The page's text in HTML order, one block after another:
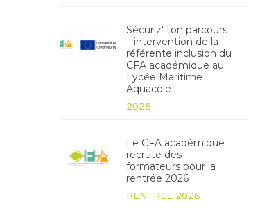
Sécuriz' ton parcours
– intervention de la
référente inclusion du
CFA académique au
Lycée Maritime
Aquacole
2026
Le CFA académique
recrute des
formateurs pour la
rentrée 2026
RENTRÉE 2026